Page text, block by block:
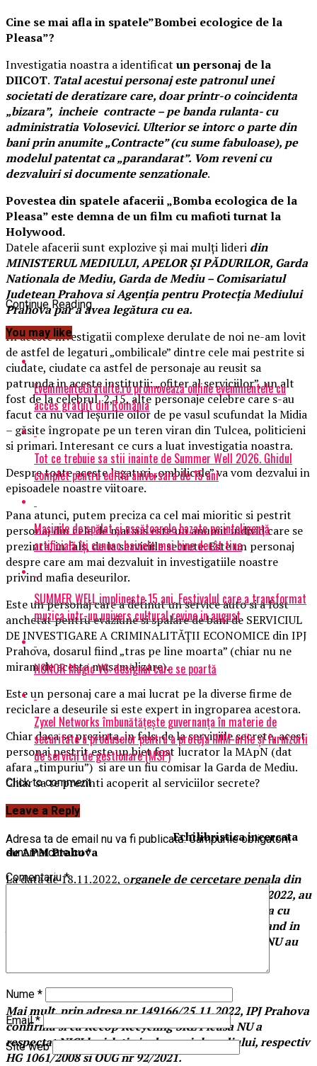
Cine se mai afla in spatele”Bombei ecologice de la
Pleasa”?
Investigatia noastra a identificat un personaj de la
DIICOT. Tatal acestui personaj este patronul unei
societati de deratizare care, doar printr-o coincidenta
„bizara”, incheie contracte – pe banda rulanta- cu
administratia Volosevici. Ulterior se intorc o parte din
bani prin anumite „Contracte” (cu sume fabuloase), pe
modelul patentat ca „parandarat”. Vom reveni cu
dezvaluiri si documente senzationale.
Povestea din spatele afacerii „Bomba ecologica de la
Pleasa” este demna de un film cu mafioti turnat la
Holywood.
Datele afacerii sunt explozive şi mai mulţi lideri din
MINISTERUL MEDIULUI, APELOR ŞI PĂDURILOR, Garda
Nationala de Mediu, Garda de Mediu – Comisariatul
Judetean Prahova si Agenţia pentru Protecţia Mediului
Prahova par a avea legătura cu ea.
In aceste investigatii complexe derulate de noi ne-am lovit
de astfel de legaturi „ombilicale” dintre cele mai pestrite si
ciudate, ciudate ca astfel de personaje au reusit sa
patrunda in aceste institutii: „ofiter al serviciilor”, un alt
fost de la celebrul 2,15, alte personaje celebre care s-au
facut ca nu vad leșurile oilor de pe vasul scufundat la Midia
– găsite îngropate pe un teren viran din Tulcea, politicieni
si primari. Interesant ce curs a luat investigatia noastra.
Despre toate aceste legaturi „ombilicale” va vom dezvalui in
episoadele noastre viitoare.
Pana atunci, putem preciza ca cel mai mioritic si pestrit
personaj din cele de mai sus este un anumit individ care se
prezinta, in fals, de la serviciile secrete. Este un personaj
despre care am mai dezvaluit in investigatiile noastre
privind mafia deseurilor.
Este un personaj care a detinut un service auto si a fost
anchetat pentru evaziune si spalare de bani de SERVICIUL
DE INVESTIGARE A CRIMINALITĂŢII ECONOMICE din IPJ
Prahova, dosarul fiind „tras pe line moarta” (chiar nu ne
miram de acesta musamalizare).
Este un personaj care a mai lucrat pe la diverse firme de
reciclare a deseurile si este expert in ingroparea acestora.
Chiar daca se prezinta, in fals, de la serviciile secrete, acest
personaj pestrit este un biet fost lucrator la MApN (dat
afara „timpuriu”) si are un fiu comisar la Garda de Mediu.
Chiar sa te prezinti acoperit al serviciilor secrete?
Recapitulam:
Echilibristica incercata
de APM Prahova
La data de 18.11.2022, organele de cercetare penala din
cadrul IPJ Prahova, prin adresa nr 239025/18.11.2022, au
confirmat dezvaluirile ziarului Incisiv de Prahova cu
privire la “Bomba ecologica de la Pleasa”, precizand in
clar: reprezentantii Recop Recycling SRL Pleasa NU au
Mai mult, prin adresa nr 149166/25.11.2022, IPJ Prahova
confirma si ca Recop Recycling SRL Pleasa NU a
respectat NICI legislatia in domeniul mediului, respectiv
HG 1061/2008 si OUG nr 92/2021.
Continue Reading
You may like
EvenimenteGratuite.ro promovează online evenimentele cu
acces gratuit din România
Tot ce trebuie sa stii inainte de Summer Well 2026. Ghidul
complet pentru editia aniversara de 15 ani
Mașinile de spălat și uscătoarele bazate pe inteligență
artificială îți cunosc hainele mai bine decât tine
SUMMER WELL implineste 15 ani. Festivalul care a transformat
muzica intr-un univers cultural revine in august
HONOR Magic V6: designul care se poartă
Zyxel Networks îmbunătățește guvernanța în materie de
securitate a produselor pentru a proteja IMM-urile și furnizorii
de servicii de gestionare (MSP)
Click to comment
Leave a Reply
Adresa ta de email nu va fi publicată. Câmpurile obligatorii
sunt marcate cu*
Comentariu*
Nume *
Email*
Site web